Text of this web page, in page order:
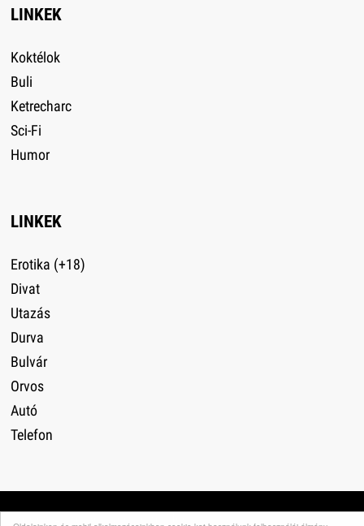
LINKEK
Koktélok
Buli
Ketrecharc
Sci-Fi
Humor
LINKEK
Erotika (+18)
Divat
Utazás
Durva
Bulvár
Orvos
Autó
Telefon
Impresszum·Adatvédelem·Médiaajánlat·